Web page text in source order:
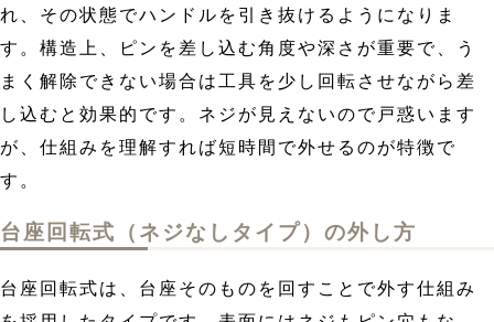
れ、その状態でハンドルを引き抜けるようになりま
す。構造上、ピンを差し込む角度や深さが重要で、う
まく解除できない場合は工具を少し回転させながら差
し込むと効果的です。ネジが見えないので戸惑います
が、仕組みを理解すれば短時間で外せるのが特徴で
す。
台座回転式（ネジなしタイプ）の外し方
台座回転式は、台座そのものを回すことで外す仕組み